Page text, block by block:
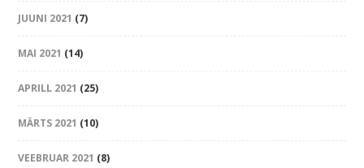
JUUNI 2021 (7)
MAI 2021 (14)
APRILL 2021 (25)
MÄRTS 2021 (10)
VEEBRUAR 2021 (8)